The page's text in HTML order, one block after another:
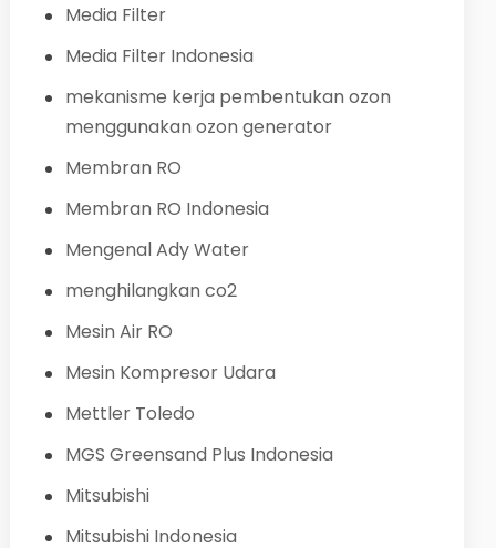
Media Filter
Media Filter Indonesia
mekanisme kerja pembentukan ozon
menggunakan ozon generator
Membran RO
Membran RO Indonesia
Mengenal Ady Water
menghilangkan co2
Mesin Air RO
Mesin Kompresor Udara
Mettler Toledo
MGS Greensand Plus Indonesia
Mitsubishi
Mitsubishi Indonesia